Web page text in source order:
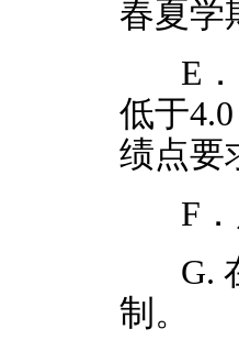
春夏学
E
低于4.0
绩点要
F
G.
制。